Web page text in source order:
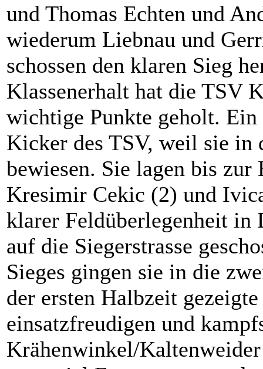
und Thomas Echten und
wiederum Liebnau und
schossen den klaren Sieg
Klassenerhalt hat die TSV
wichtige Punkte geholt.
Kicker des TSV, weil sie in
bewiesen. Sie lagen bis
Kresimir Cekic (2) und
klarer Feldüberlegenheit in
auf die Siegerstrasse
Sieges gingen sie in die
der ersten Halbzeit
einsatzfreudigen und
Krähenwinkel/